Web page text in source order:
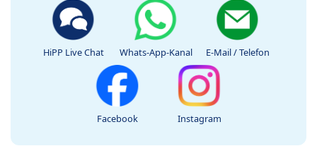
HiPP Live Chat Whats-App-Kanal E-Mail / Telefon
Facebook Instagram